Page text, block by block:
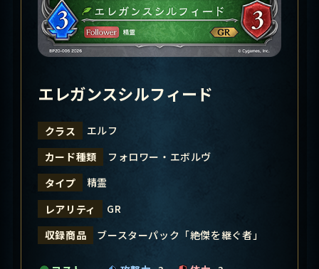
エレガンスシルフィード
クラス
エルフ
カード種類
フォロワー・エボルヴ
タイプ
精霊
レアリティ
GR
収録商品
ブースターパック「絶傑を継ぐ者」